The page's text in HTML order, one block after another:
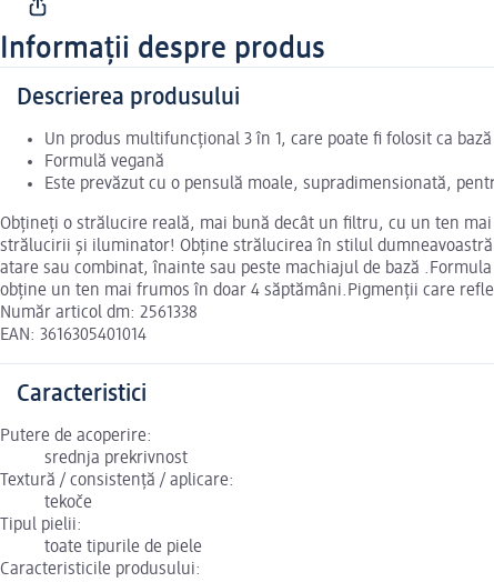
Informații despre produs
Descrierea produsului
Un produs multifuncțional 3 în 1, care poate fi folosit ca
Formulă vegană
Este prevăzut cu o pensulă moale, supradimensionată,
Obțineți o strălucire reală, mai bună decât un filtru, cu un ten
strălucirii și iluminator! Obține strălucirea în stilul
atare sau combinat, înainte sau peste machiajul de bază
obține un ten mai frumos în doar 4 săptămâni.Pigmenții care
Număr articol dm: 2561338
EAN: 3616305401014
Caracteristici
Putere de acoperire:
srednja prekrivnost
Textură / consistență / aplicare:
tekoče
Tipul pielii:
toate tipurile de piele
Caracteristicile produsului: